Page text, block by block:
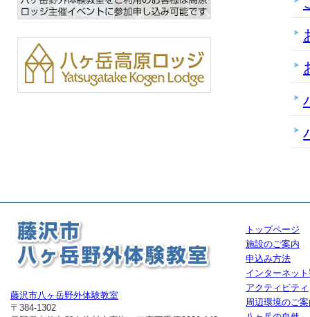
藤沢市八ヶ岳野外体験教室
〒384-1302
トップページ
施設のご案内
申込み方法
インターネッ
アクティビティ
周辺環境のご